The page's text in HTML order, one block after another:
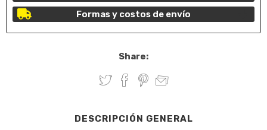
Formas y costos de envío
Share:
DESCRIPCIÓN GENERAL